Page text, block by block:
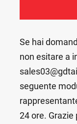
Se hai
non esitare a
seguente
24 ore.